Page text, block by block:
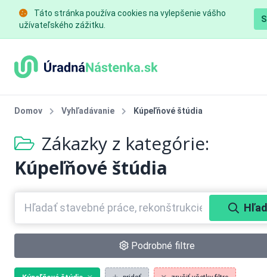
Táto stránka používa cookies na vylepšenie vášho
užívateľského zážitku.
Domov Vyhľadávanie Kúpeľňové štúdia
Zákazky z kategórie:
Kúpeľňové štúdia
Podrobné filtre